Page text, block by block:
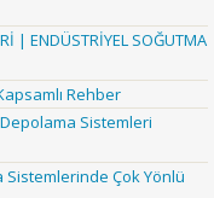
| ENDÜSTRİYEL SOĞUTMA
Rehber
Sistemleri
Sistemlerinde Çok Yönlü